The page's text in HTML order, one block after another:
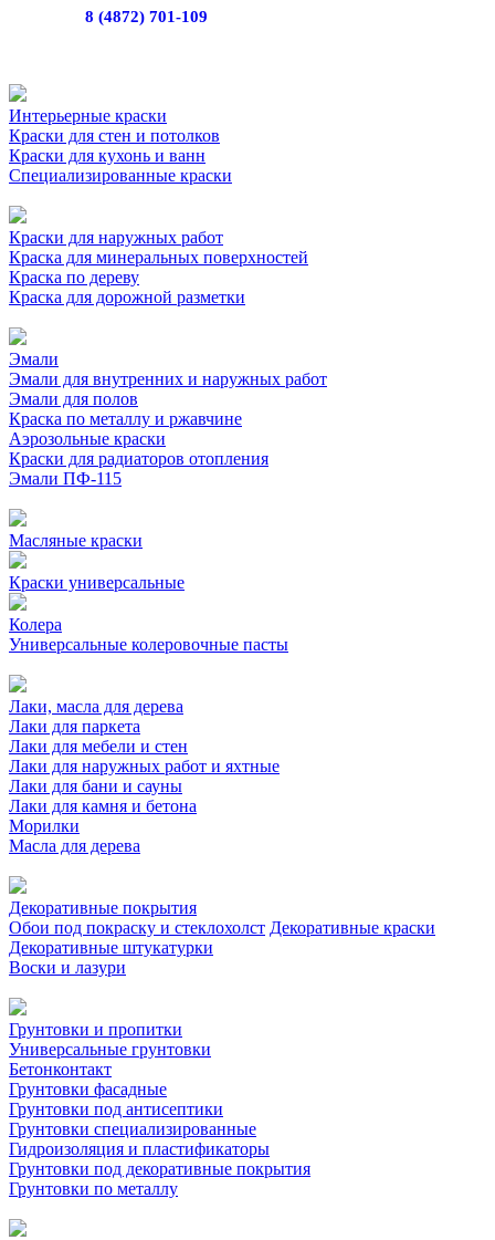
8 (4872) 701-109
Интерьерные краски
Краски для стен и потолков
Краски для кухонь и ванн
Специализированные краски
Краски для наружных работ
Краска для минеральных поверхностей
Краска по дереву
Краска для дорожной разметки
Эмали
Эмали для внутренних и наружных работ
Эмали для полов
Краска по металлу и ржавчине
Аэрозольные краски
Краски для радиаторов отопления
Эмали ПФ-115
Масляные краски
Краски универсальные
Колера
Универсальные колеровочные пасты
Лаки, масла для дерева
Лаки для паркета
Лаки для мебели и стен
Лаки для наружных работ и яхтные
Лаки для бани и сауны
Лаки для камня и бетона
Морилки
Масла для дерева
Декоративные покрытия
Обои под покраску и стеклохолст Декоративные краски
Декоративные штукатурки
Воски и лазури
Грунтовки и пропитки
Универсальные грунтовки
Бетонконтакт
Грунтовки фасадные
Грунтовки под антисептики
Грунтовки специализированные
Гидроизоляция и пластификаторы
Грунтовки под декоративные покрытия
Грунтовки по металлу